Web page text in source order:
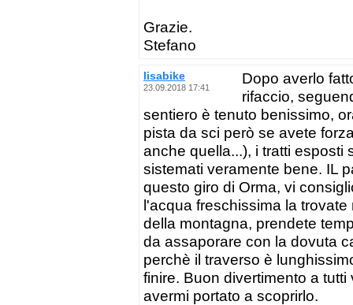
Grazie.
Stefano
lisabike
23.09.2018 17:41
Dopo averlo
rifaccio,
sentiero è tenuto benissimo,
pista da sci però se avete
anche quella...), i tratti esposti
sistemati veramente bene. IL
questo giro di Orma, vi
l'acqua freschissima la
della montagna, prendete
da assaporare con la dovuta
perchè il traverso è
finire. Buon divertimento a
avermi portato a scoprirlo.